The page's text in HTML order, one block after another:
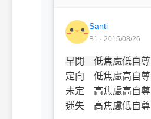
Santi
B1 · 2015/08/26
早閉 低焦慮低自尊
定向 低焦慮高自尊
未定 高焦慮高自尊
迷失 高焦慮低自尊